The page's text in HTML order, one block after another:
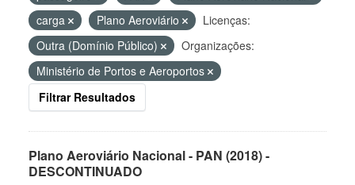
carga
Plano Aeroviário
Licenças:
Outra (Domínio Público)
Organizações:
Ministério de Portos e Aeroportos
Filtrar Resultados
Plano Aeroviário Nacional - PAN (2018) -
DESCONTINUADO